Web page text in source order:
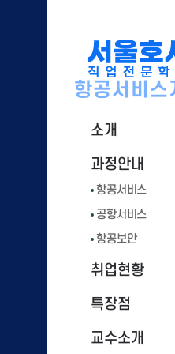
항공서비스
소개
과정안내
항공서비스
공항서비스
항공보안
취업현황
특장점
교수소개